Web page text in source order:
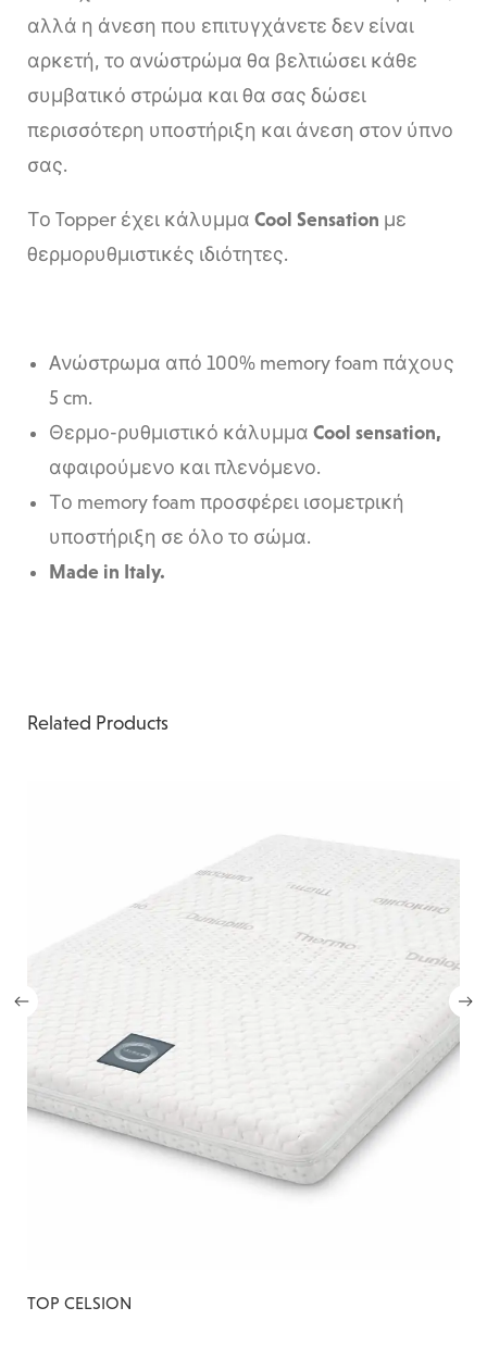
αλλά η άνεση που επιτυγχάνετε δεν είναι
αρκετή, το ανώστρώμα θα βελτιώσει κάθε
συμβατικό στρώμα και θα σας δώσει
περισσότερη υποστήριξη και άνεση στον ύπνο
σας.
Το Topper έχει κάλυμμα Cool Sensation με
θερμορυθμιστικές ιδιότητες.
Aνώστρωμα από 100% memory foam πάχους
5 cm.
Θερμο-ρυθμιστικό κάλυμμα Cool sensation,
αφαιρούμενο και πλενόμενο.
Το memory foam προσφέρει ισομετρική
υποστήριξη σε όλο το σώμα.
Made in Italy.
Related Products
TOP CELSION